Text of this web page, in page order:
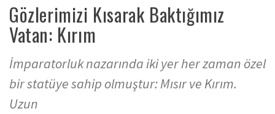
Gözlerimizi Kısarak Baktığımız
Vatan: Kırım
İmparatorluk nazarında iki yer her zaman özel
bir statüye sahip olmuştur: Mısır ve Kırım.
Uzun